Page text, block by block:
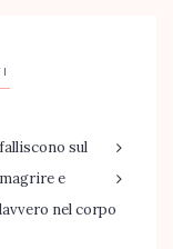
sul
e
nel corpo